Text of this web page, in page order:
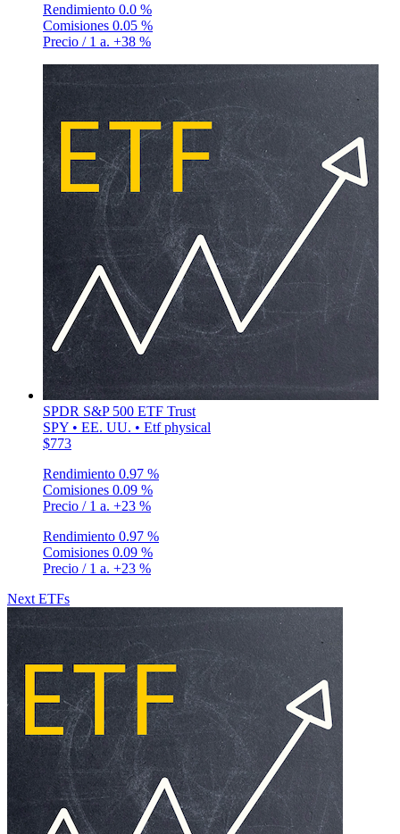
Rendimiento 0.0 %
Comisiones 0.05 %
Precio / 1 a. +38 %
SPDR S&P 500 ETF Trust
SPY • EE. UU. • Etf physical
$773
Rendimiento 0.97 %
Comisiones 0.09 %
Precio / 1 a. +23 %
Rendimiento 0.97 %
Comisiones 0.09 %
Precio / 1 a. +23 %
Next ETFs
Política de privacidad•Términos y condiciones© Copyright 2020-
2026 Epsylia OÜ - Todos los derechos reservados
Moning es una plataforma que no gestiona fondos y es puramente